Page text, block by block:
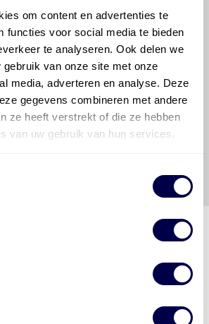
om content en advertenties te
functies voor social media te bieden
te analyseren. Ook delen we
gebruik van onze site met onze
media, adverteren en analyse. Deze
gegevens combineren met andere
ze heeft verstrekt of die ze hebben
van uw gebruik van hun services.
of omissies in de verstrekte
olieaanbevelingsinformatie te
erkent de gebruiker dat
kennis en het vermogen heeft
op een
manier uit te voeren. Hij/zij
de uitgever enDen Hartog
verlies, letsel, claim en schade